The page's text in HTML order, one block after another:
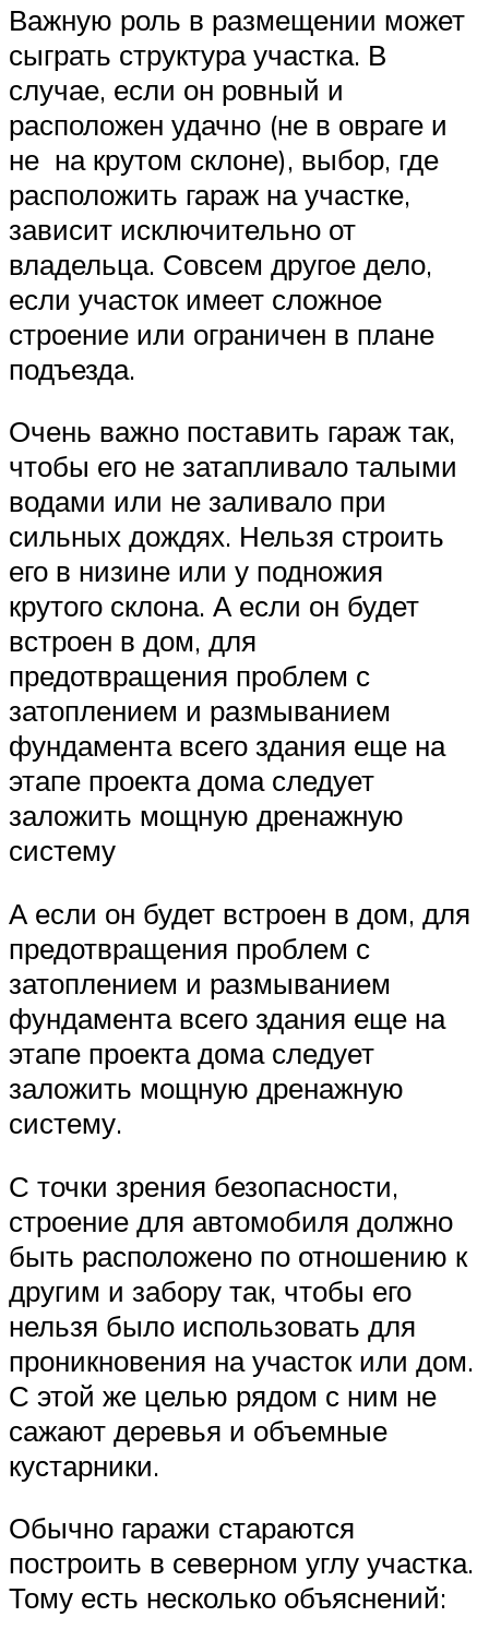
Важную роль в размещении может
сыграть структура участка. В
случае, если он ровный и
расположен удачно (не в овраге и
не на крутом склоне), выбор, где
расположить гараж на участке,
зависит исключительно от
владельца. Совсем другое дело,
если участок имеет сложное
строение или ограничен в плане
подъезда.
Очень важно поставить гараж так,
чтобы его не затапливало талыми
водами или не заливало при
сильных дождях. Нельзя строить
его в низине или у подножия
крутого склона. А если он будет
встроен в дом, для
предотвращения проблем с
затоплением и размыванием
фундамента всего здания еще на
этапе проекта дома следует
заложить мощную дренажную
систему
А если он будет встроен в дом, для
предотвращения проблем с
затоплением и размыванием
фундамента всего здания еще на
этапе проекта дома следует
заложить мощную дренажную
систему.
С точки зрения безопасности,
строение для автомобиля должно
быть расположено по отношению к
другим и забору так, чтобы его
нельзя было использовать для
проникновения на участок или дом.
С этой же целью рядом с ним не
сажают деревья и объемные
кустарники.
Обычно гаражи стараются
построить в северном углу участка.
Тому есть несколько объяснений: